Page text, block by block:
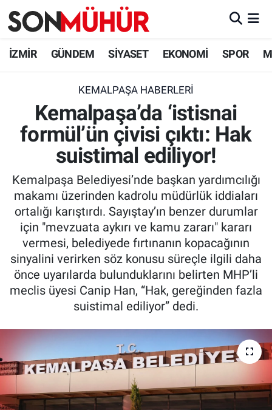
İZMİR GÜNDEM SİYASET EKONOMİ SPOR
KEMALPAŞA HABERLERI
Kemalpaşa’da ‘istisnai
formül’ün çivisi çıktı: Hak
suistimal ediliyor!
Kemalpaşa Belediyesi’nde başkan yardımcılığı
makamı üzerinden kadrolu müdürlük iddiaları
ortalığı karıştırdı. Sayıştay’ın benzer durumlar
için "mevzuata aykırı ve kamu zararı" kararı
vermesi, belediyede fırtınanın kopacağının
sinyalini verirken söz konusu süreçle ilgili daha
önce uyarılarda bulunduklarını belirten MHP’li
meclis üyesi Canip Han, “Hak, gereğinden fazla
suistimal ediliyor” dedi.
İzmir Nöbetçi Eczaneler
İzmir Namaz Vakitleri
İzmir Trafik Yoğunluk Haritası
Süper Lig Puan Durumu ve Fikstür
Tüm Manşetler
Son Dakika Haberleri
Haber Arşivi